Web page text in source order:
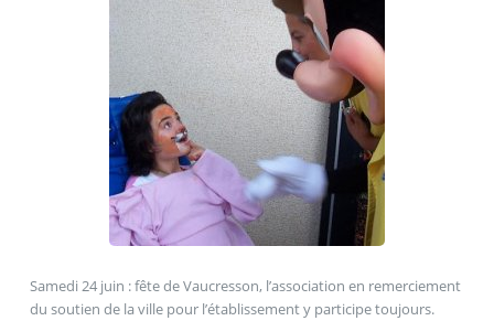
Samedi 24 juin : fête de Vaucresson, l’association en remerciement
du soutien de la ville pour l’établissement y participe toujours.